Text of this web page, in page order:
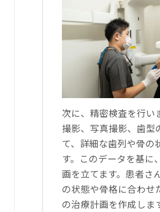
次に、精密検査を行い
撮影、写真撮影、歯型
て、詳細な歯列や骨の
す。このデータを基に
画を立てます。患者さ
の状態や骨格に合わせ
の治療計画を作成しま